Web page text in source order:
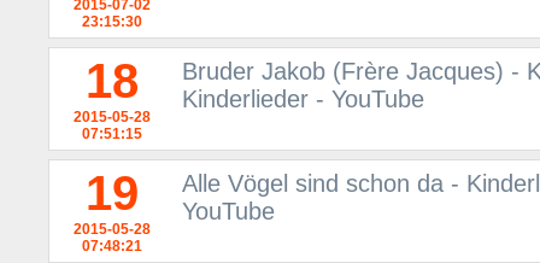
2015-07-02
23:15:30
18
2015-05-28
07:51:15
Bruder Jakob (Frère Jacques) -
Kinderlieder - YouTube
19
2015-05-28
07:48:21
Alle Vögel sind schon da -
YouTube